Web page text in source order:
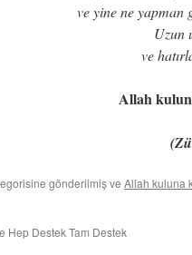
ve yine ne yapman
Uzun
ve
Allah
gönderilmiş ve Allah kuluna
Hep Destek Tam Destek